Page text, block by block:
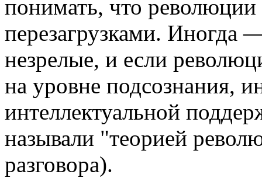
понимать, что революции
перезагрузками. Иногда
незрелые, и если
на уровне подсознания,
интеллектуальной
называли "теорией
разговора).